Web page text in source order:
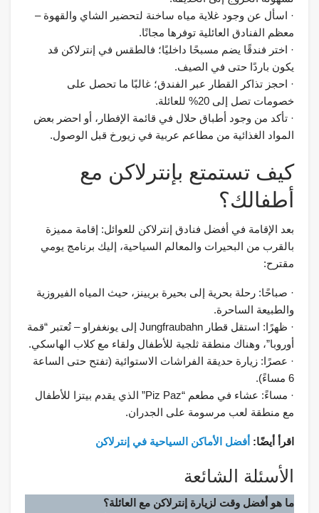
· اسأل عن وجود غلاية مياه ساخنة لتحضير الشاي والقهوة –
معظم الفنادق العائلية توفرها مجانًا.
· اختر فندقًا يضم مسبحًا داخليًا؛ فالطقس في إنترلاكن قد
يكون باردًا حتى في الصيف.
· احجز تذاكر القطار عبر الفندق؛ غالبًا ما تحصل على
خصومات تصل إلى 20% للعائلة.
· تأكد من وجود أطباق حلال في قائمة الإفطار، أو احضر بعض
المواد الغذائية من مطاعم عربية في زيورخ قبل الوصول.
كيف تستمتع بإنترلاكن مع
أطفالك؟
بعد الإقامة في أفضل فنادق إنترلاكن للعوائل: إقامة مميزة
بالقرب من البحيرات والمعالم السياحية، إليك برنامج يومي
مقترح:
· صباحًا: رحلة بحرية إلى بحيرة بريينز، حيث المياه الفيروزية
والطبيعة الساحرة.
· ظهرًا: استقل قطار Jungfraubahn إلى يونغفراو – تُعتبر “قمة
أوروبا”، وهناك منطقة ثلجية للأطفال ولقاء مع كلاب الهاسكي.
· عصرًا: زيارة حديقة الفراشات الاستوائية (تفتح حتى الساعة
6 مساءً).
· مساءً: عشاء في مطعم “Piz Paz” الذي يقدم بيتزا للأطفال
مع منطقة لعب مرسومة على الجدران.
اقرأ أيضًا: أفضل الأماكن السياحية في إنترلاكن
الأسئلة الشائعة
ما هو أفضل وقت لزيارة إنترلاكن مع العائلة؟